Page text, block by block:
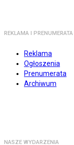
REKLAMA I PRENUMERATA
Reklama
Ogłoszenia
Prenumerata
Archiwum
NASZE WYDARZENIA